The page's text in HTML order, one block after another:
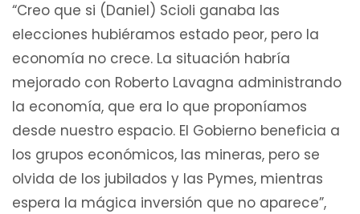
“Creo que si (Daniel) Scioli ganaba las
elecciones hubiéramos estado peor, pero la
economía no crece. La situación habría
mejorado con Roberto Lavagna administrando
la economía, que era lo que proponíamos
desde nuestro espacio. El Gobierno beneficia a
los grupos económicos, las mineras, pero se
olvida de los jubilados y las Pymes, mientras
espera la mágica inversión que no aparece”,